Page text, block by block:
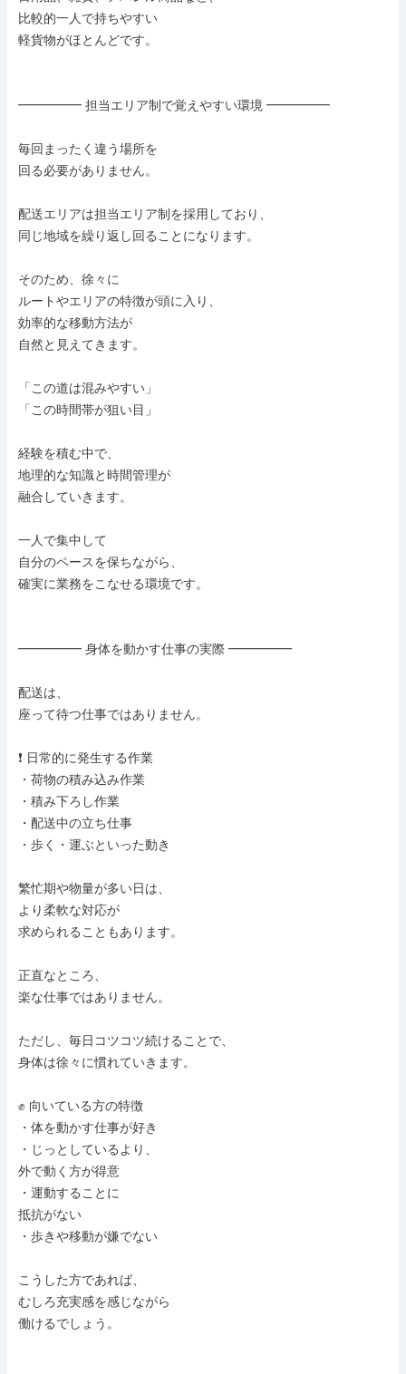
比較的一人で持ちやすい
軽貨物がほとんどです。
━━━━━ 担当エリア制で覚えやすい環境 ━━━━━
毎回まったく違う場所を
回る必要がありません。
配送エリアは担当エリア制を採用しており、
同じ地域を繰り返し回ることになります。
そのため、徐々に
ルートやエリアの特徴が頭に入り、
効率的な移動方法が
自然と見えてきます。
「この道は混みやすい」
「この時間帯が狙い目」
経験を積む中で、
地理的な知識と時間管理が
融合していきます。
一人で集中して
自分のペースを保ちながら、
確実に業務をこなせる環境です。
━━━━━ 身体を動かす仕事の実際 ━━━━━
配送は、
座って待つ仕事ではありません。
❗ 日常的に発生する作業
・荷物の積み込み作業
・積み下ろし作業
・配送中の立ち仕事
・歩く・運ぶといった動き
繁忙期や物量が多い日は、
より柔軟な対応が
求められることもあります。
正直なところ、
楽な仕事ではありません。
ただし、毎日コツコツ続けることで、
身体は徐々に慣れていきます。
✊️ 向いている方の特徴
・体を動かす仕事が好き
・じっとしているより、
外で動く方が得意
・運動することに
抵抗がない
・歩きや移動が嫌でない
こうした方であれば、
むしろ充実感を感じながら
働けるでしょう。